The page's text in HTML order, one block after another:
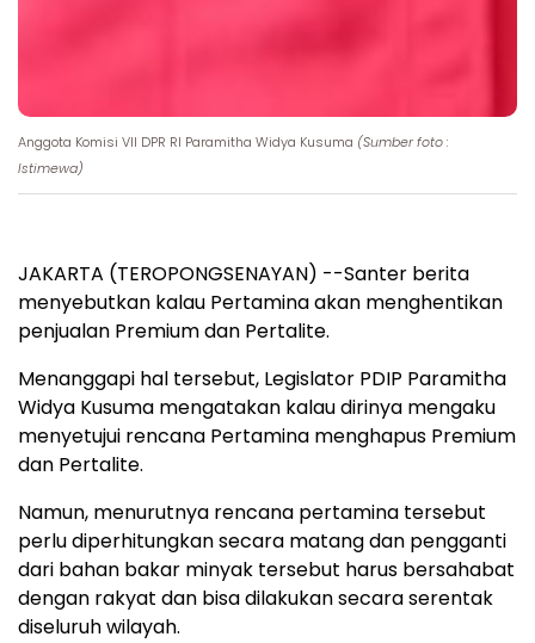
Anggota Komisi VII DPR RI Paramitha Widya Kusuma (Sumber foto :
Istimewa)
JAKARTA (TEROPONGSENAYAN) --Santer berita
menyebutkan kalau Pertamina akan menghentikan
penjualan Premium dan Pertalite.
Menanggapi hal tersebut, Legislator PDIP Paramitha
Widya Kusuma mengatakan kalau dirinya mengaku
menyetujui rencana Pertamina menghapus Premium
dan Pertalite.
Namun, menurutnya rencana pertamina tersebut
perlu diperhitungkan secara matang dan pengganti
dari bahan bakar minyak tersebut harus bersahabat
dengan rakyat dan bisa dilakukan secara serentak
diseluruh wilayah.